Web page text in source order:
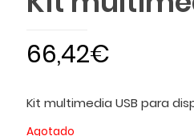
66,42€
Kit multimedia USB para
Agotado